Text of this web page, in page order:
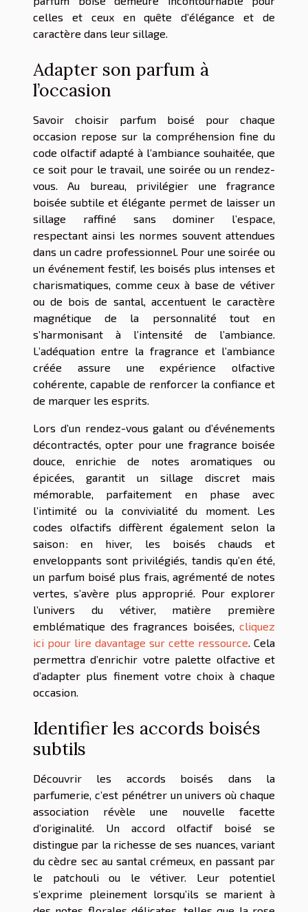
celles et ceux en quête d’élégance et de
caractère dans leur sillage.
Adapter son parfum à
l’occasion
Savoir choisir parfum boisé pour chaque
occasion repose sur la compréhension fine du
code olfactif adapté à l’ambiance souhaitée, que
ce soit pour le travail, une soirée ou un rendez-
vous. Au bureau, privilégier une fragrance
boisée subtile et élégante permet de laisser un
sillage raffiné sans dominer l’espace,
respectant ainsi les normes souvent attendues
dans un cadre professionnel. Pour une soirée ou
un événement festif, les boisés plus intenses et
charismatiques, comme ceux à base de vétiver
ou de bois de santal, accentuent le caractère
magnétique de la personnalité tout en
s’harmonisant à l’intensité de l’ambiance.
L’adéquation entre la fragrance et l’ambiance
créée assure une expérience olfactive
cohérente, capable de renforcer la confiance et
de marquer les esprits.
Lors d’un rendez-vous galant ou d’événements
décontractés, opter pour une fragrance boisée
douce, enrichie de notes aromatiques ou
épicées, garantit un sillage discret mais
mémorable, parfaitement en phase avec
l’intimité ou la convivialité du moment. Les
codes olfactifs diffèrent également selon la
saison : en hiver, les boisés chauds et
enveloppants sont privilégiés, tandis qu’en été,
un parfum boisé plus frais, agrémenté de notes
vertes, s’avère plus approprié. Pour explorer
l’univers du vétiver, matière première
emblématique des fragrances boisées, cliquez
ici pour lire davantage sur cette ressource. Cela
permettra d’enrichir votre palette olfactive et
d’adapter plus finement votre choix à chaque
occasion.
Identifier les accords boisés
subtils
Découvrir les accords boisés dans la
parfumerie, c’est pénétrer un univers où chaque
association révèle une nouvelle facette
d’originalité. Un accord olfactif boisé se
distingue par la richesse de ses nuances, variant
du cèdre sec au santal crémeux, en passant par
le patchouli ou le vétiver. Leur potentiel
s’exprime pleinement lorsqu’ils se marient à